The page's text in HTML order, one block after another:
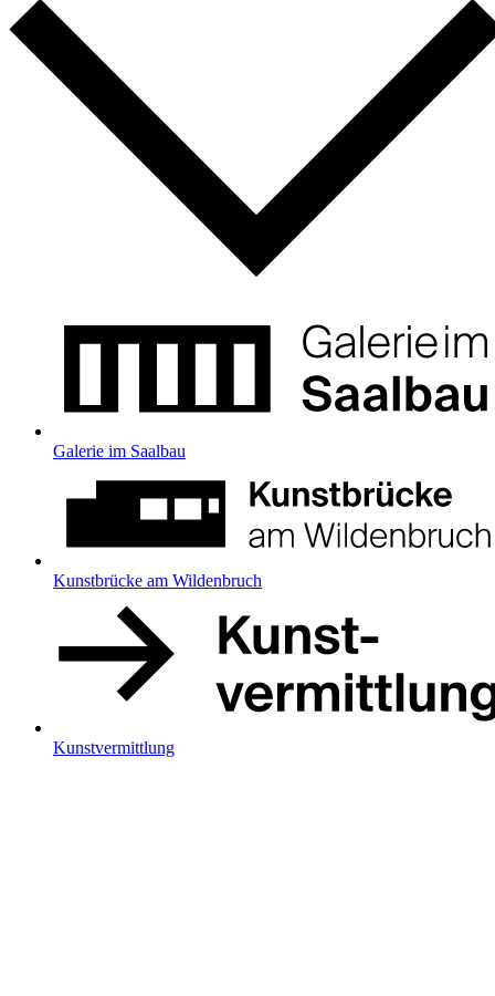
Galerie im Saalbau
Kunstbrücke am Wildenbruch
Kunstvermittlung